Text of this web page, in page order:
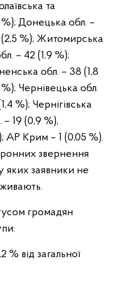
та
%); Донецька обл. –
(2,5 %); Житомирська
– 42 (1,9 %);
обл. – 38 (1,8
Чернівецька обл.
%); Чернігівська
– 19 (0,9 %),
АР Крим – 1 (0,05 %).
звернення
у яких заявники не
громадян
% від загальної